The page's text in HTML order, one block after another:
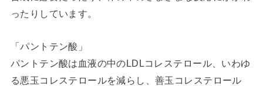
ったりしています。
「パントテン酸」
パントテン酸は血液の中のLDLコレステロール、いわゆ
る悪玉コレステロールを減らし、善玉コレステロール